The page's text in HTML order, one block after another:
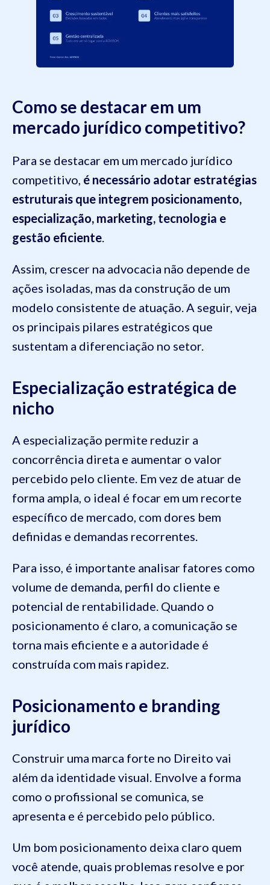
Como se destacar em um
mercado jurídico competitivo?
Para se destacar em um mercado jurídico
competitivo, é necessário adotar estratégias
estruturais que integrem posicionamento,
especialização, marketing, tecnologia e
gestão eficiente.
Assim, crescer na advocacia não depende de
ações isoladas, mas da construção de um
modelo consistente de atuação. A seguir, veja
os principais pilares estratégicos que
sustentam a diferenciação no setor.
Especialização estratégica de
nicho
A especialização permite reduzir a
concorrência direta e aumentar o valor
percebido pelo cliente. Em vez de atuar de
forma ampla, o ideal é focar em um recorte
específico de mercado, com dores bem
definidas e demandas recorrentes.
Para isso, é importante analisar fatores como
volume de demanda, perfil do cliente e
potencial de rentabilidade. Quando o
posicionamento é claro, a comunicação se
torna mais eficiente e a autoridade é
construída com mais rapidez.
Posicionamento e branding
jurídico
Construir uma marca forte no Direito vai
além da identidade visual. Envolve a forma
como o profissional se comunica, se
apresenta e é percebido pelo público.
Um bom posicionamento deixa claro quem
você atende, quais problemas resolve e por